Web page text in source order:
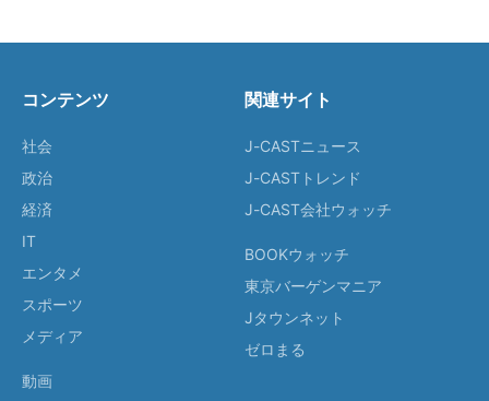
コンテンツ
社会
政治
経済
IT
エンタメ
スポーツ
メディア
動画
関連サイト
J-CASTニュース
J-CASTトレンド
J-CAST会社ウォッチ
BOOKウォッチ
東京バーゲンマニア
Jタウンネット
ゼロまる